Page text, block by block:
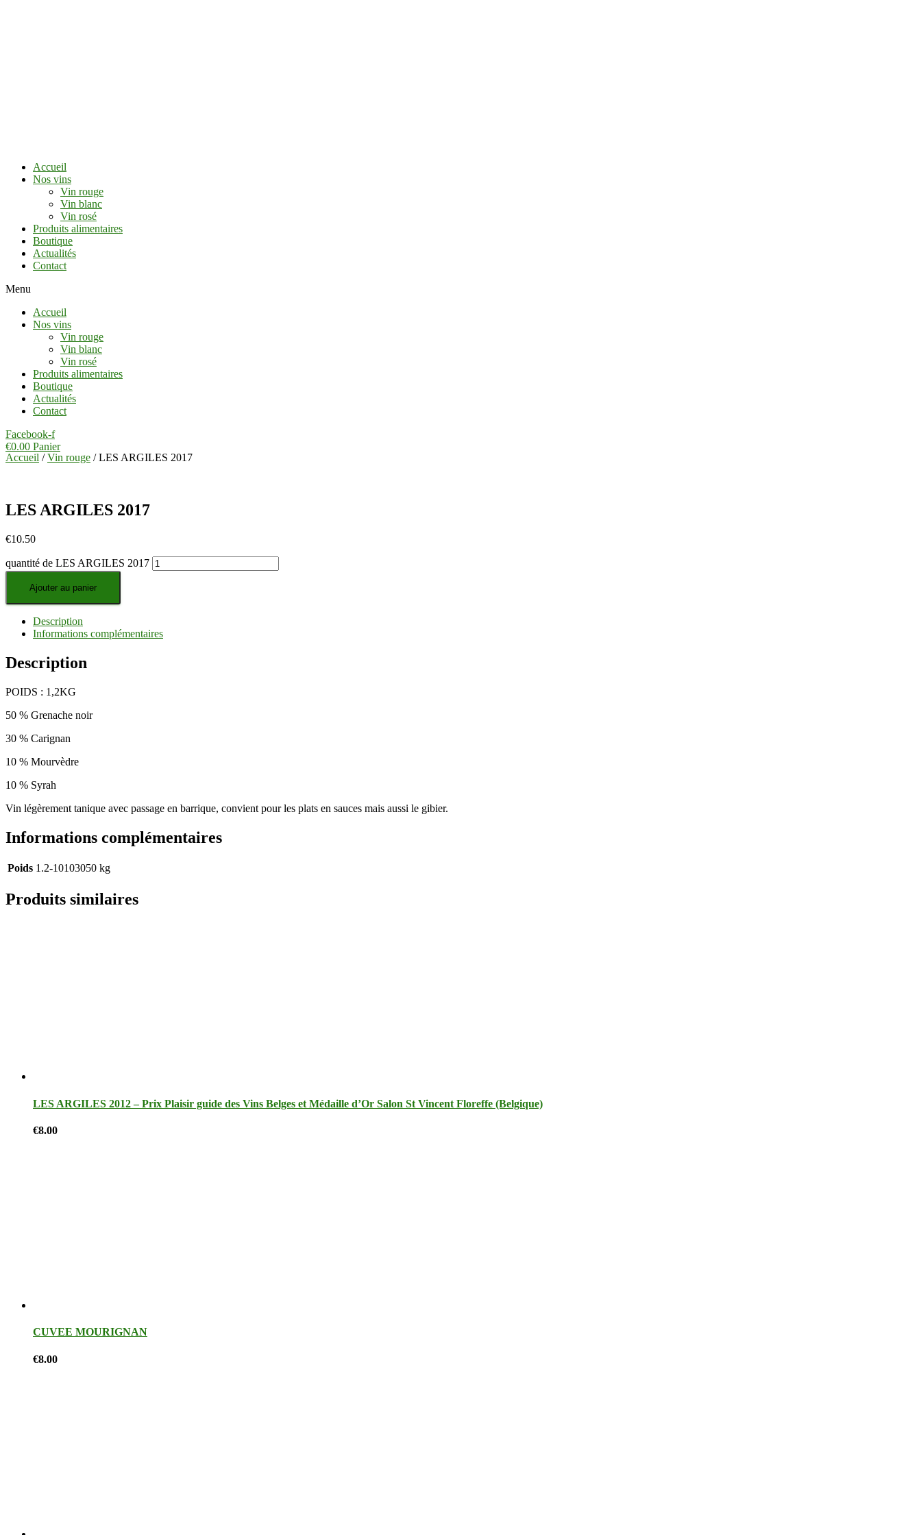
Accueil
Nos vins
Vin rouge
Vin blanc
Vin rosé
Produits alimentaires
Boutique
Actualités
Contact
Menu
Accueil
Nos vins
Vin rouge
Vin blanc
Vin rosé
Produits alimentaires
Boutique
Actualités
Contact
Facebook-f
€0.00 Panier
Accueil /Vin rouge / LES ARGILES 2017
LES ARGILES 2017
€10.50
quantité de LES ARGILES 2017
Ajouter au panier
Description
Informations complémentaires
Description
POIDS : 1,2KG
50 % Grenache noir
30 % Carignan
10 % Mourvèdre
10 % Syrah
Vin légèrement tanique avec passage en barrique, convient pour les plats en sauces mais aussi le gibier.
Informations complémentaires
Poids 1.2-10103050 kg
Produits similaires
LES ARGILES 2012 – Prix Plaisir guide des Vins Belges et Médaille d’Or Salon St Vincent Floreffe (Belgique)
€8.00
CUVEE MOURIGNAN
€8.00